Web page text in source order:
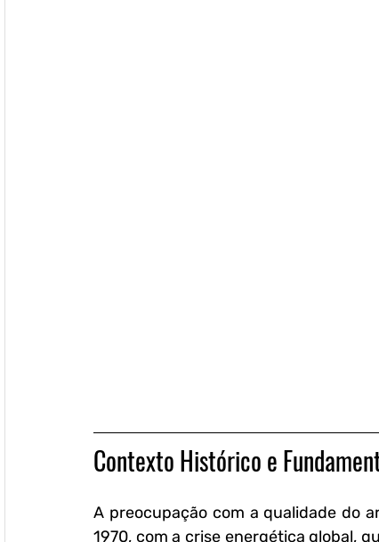
Contexto Histórico e
A preocupação com a qualidade do
1970, com a crise energética global,